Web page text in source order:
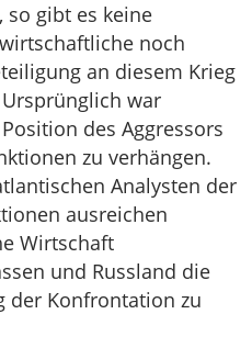
so gibt es keine
noch
an diesem Krieg
war
des Aggressors
zu verhängen.
Analysten der
ausreichen
Wirtschaft
und Russland die
der Konfrontation zu